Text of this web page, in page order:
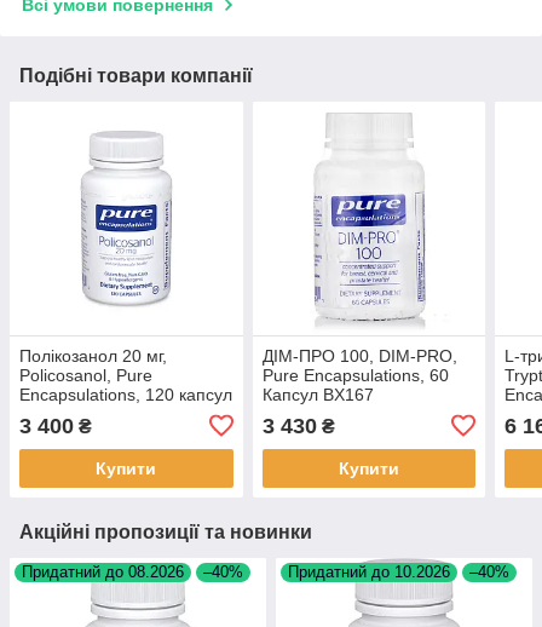
Всі умови повернення
Подібні товари компанії
Полікозанол 20 мг,
Policosanol, Pure
Encapsulations, 120 капсул
3 400 ₴
Купити
ДІМ-ПРО 100, DIM-PRO,
Pure Encapsulations, 60
Капсул BX167
3 430₴
Купити
L-
6
Акційні пропозиції та новинки
Придатний до 08.2026 –40% Придатний до 10.2026 –40%